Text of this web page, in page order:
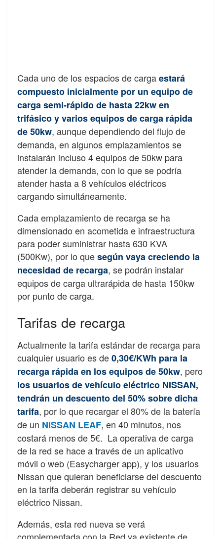
Cada uno de los espacios de cargaestará
compuesto inicialmente por un equipo de
carga semi-rápido de hasta 22kw en
trifásico y varios equipos de carga rápida
de 50kw, aunque dependiendo del flujo de
demanda, en algunos emplazamientos se
instalarán incluso 4 equipos de 50kw para
atender la demanda, con lo que se podría
atender hasta a 8 vehículos eléctricos
cargando simultáneamente.
Cada emplazamiento de recarga se ha
dimensionado en acometida e infraestructura
para poder suministrar hasta 630 KVA
(500Kw), por lo quesegún vaya creciendo la
necesidad de recarga, se podrán instalar
equipos de carga ultrarápida de hasta 150kw
por punto de carga.
Tarifas de recarga
Actualmente la tarifa estándar de recarga para
cualquier usuario es de0,30€/KWh para la
recarga rápida en los equipos de 50kw, pero
los usuarios de vehículo eléctrico NISSAN,
tendrán un descuento del 50% sobre dicha
tarifa, por lo que recargar el 80% de la batería
de un NISSAN LEAF, en 40 minutos, nos
costará menos de 5€. La operativa de carga
de la red se hace a través de un aplicativo
móvil o web (Easycharger app), y los usuarios
Nissan que quieran beneficiarse del descuento
en la tarifa deberán registrar su vehículo
eléctrico Nissan.
Además, esta red nueva se verá
complementada con la Red ya existente de